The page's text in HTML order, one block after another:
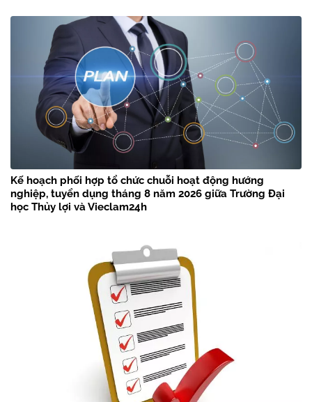
Kế hoạch phối hợp tổ chức chuỗi hoạt động hướng
nghiệp, tuyển dụng tháng 8 năm 2026 giữa Trường Đại
học Thủy lợi và Vieclam24h